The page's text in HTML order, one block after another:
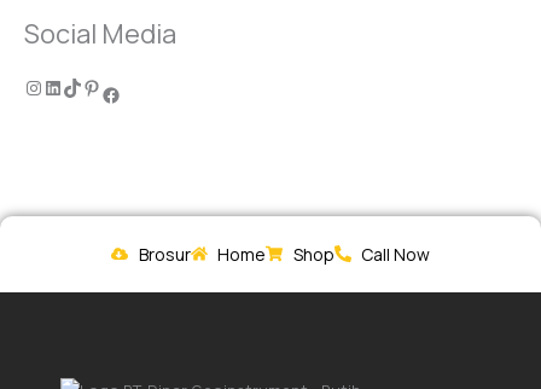
Social Media
Brosur Home Shop Call Now